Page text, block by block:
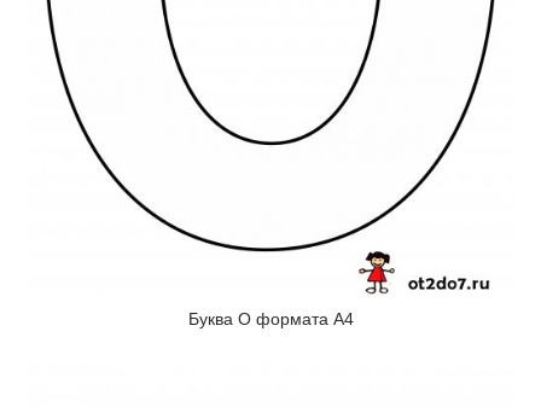
Буква О формата А4